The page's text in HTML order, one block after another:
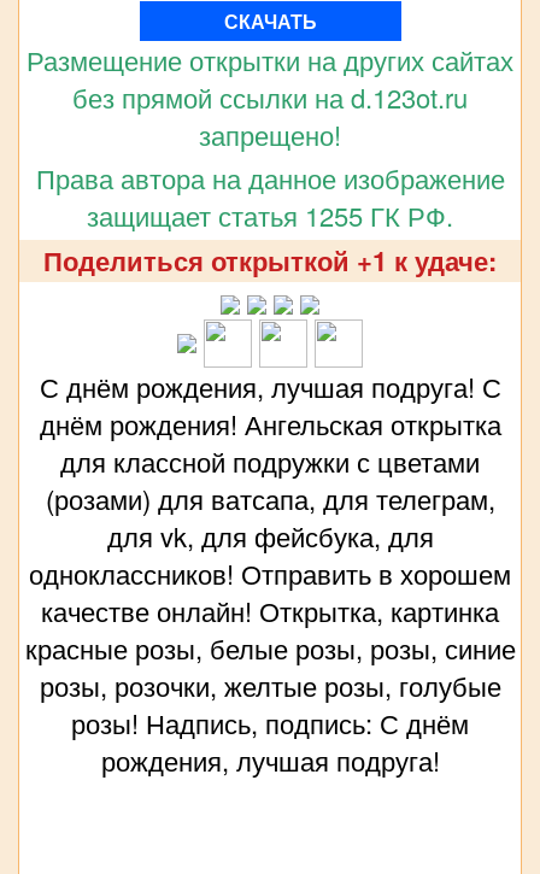
СКАЧАТЬ
Размещение открытки на других сайтах
без прямой ссылки на d.123ot.ru
запрещено!
Права автора на данное изображение
защищает статья 1255 ГК РФ.
Поделиться открыткой +1 к удаче:
С днём рождения, лучшая подруга! С
днём рождения! Ангельская открытка
для классной подружки с цветами
(розами) для ватсапа, для телеграм,
для vk, для фейсбука, для
одноклассников! Отправить в хорошем
качестве онлайн! Открытка, картинка
красные розы, белые розы, розы, синие
розы, розочки, желтые розы, голубые
розы! Надпись, подпись: С днём
рождения, лучшая подруга!